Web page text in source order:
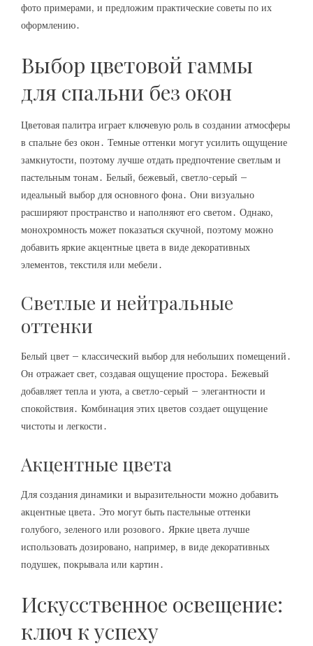
фото примерами, и предложим практические советы по их
оформлению․
Выбор цветовой гаммы
для спальни без окон
Цветовая палитра играет ключевую роль в создании атмосферы
в спальне без окон․ Темные оттенки могут усилить ощущение
замкнутости, поэтому лучше отдать предпочтение светлым и
пастельным тонам․ Белый, бежевый, светло-серый –
идеальный выбор для основного фона․ Они визуально
расширяют пространство и наполняют его светом․ Однако,
монохромность может показаться скучной, поэтому можно
добавить яркие акцентные цвета в виде декоративных
элементов, текстиля или мебели․
Светлые и нейтральные
оттенки
Белый цвет – классический выбор для небольших помещений․
Он отражает свет, создавая ощущение простора․ Бежевый
добавляет тепла и уюта, а светло-серый – элегантности и
спокойствия․ Комбинация этих цветов создает ощущение
чистоты и легкости․
Акцентные цвета
Для создания динамики и выразительности можно добавить
акцентные цвета․ Это могут быть пастельные оттенки
голубого, зеленого или розового․ Яркие цвета лучше
использовать дозировано, например, в виде декоративных
подушек, покрывала или картин․
Искусственное освещение:
ключ к успеху